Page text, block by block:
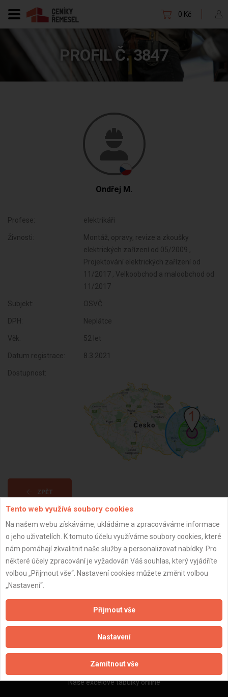
0 Kč
PROFIL Č. 3847
Ondřej M.
Profese: elektrikáři
Živnosti:
Montáž, opravy, revize a zkoušky
elektrických zařízení od 05/2009 ,
Projektování elektrických zařízení od
11/2017 , Velkoobchod a maloobchod od
11/2017
Subjekt: OSVČ
DPH: Neplátce
Věk: 52 let
Datum registrace: 8.3.2021
Dostupnost:
ZPĚT
Aktualizováno z portálu ARES dne 31.12.2024 20:30:08
Naše firmy a řemeslníci
Zpracování a ochrana osobních údajů
Zásady pro používání souborů cookie
Naše excelové tabulky online
Tento web využívá soubory cookies
Na našem webu získáváme, ukládáme a zpracováváme informace
o jeho uživatelích. K tomuto účelu využíváme soubory cookies, které
nám pomáhají zkvalitnit naše služby a personalizovat nabídky. Pro
některé účely zpracování je vyžadován Váš souhlas, který vyjádříte
volbou „Přijmout vše“. Nastavení cookies můžete změnit volbou
„Nastavení“.
Přijmout vše
Nastavení
Zamítnout vše